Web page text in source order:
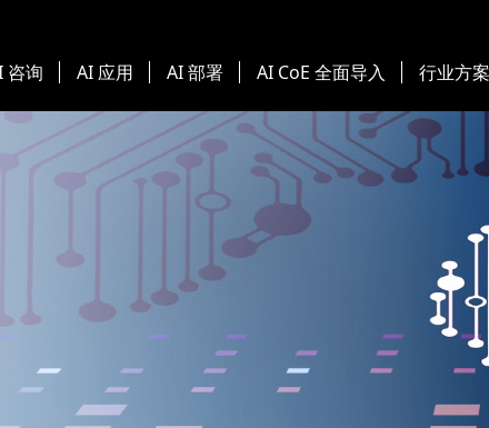
咨询 AI 应用 AI 部署 AI CoE 全面导入 行业方案